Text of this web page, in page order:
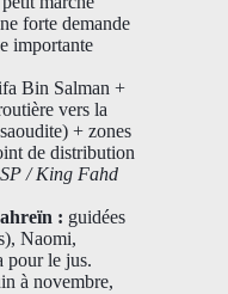
forte demande
importante
Bin Salman +
vers la
+ zones
de distribution
/ King Fahd
: guidées
Naomi,
pour le jus.
à novembre,